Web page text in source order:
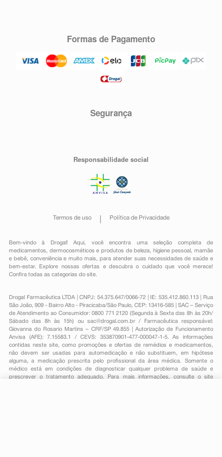
Formas de Pagamento
Segurança
Responsabilidade social
Termos de uso Política de Privacidade
Bem-vindo à Drogal! Aqui, você encontra uma seleção completa de
medicamentos , dermocosméticos e produtos de beleza, higiene pessoal ,mamãe
e bebê, conveniênciae muito mais, para atender suas necessidades de saúde e
bem-estar. Explore nossas ofertas e descubra o cuidado que você merece!
Confira todas as categorias do site.
Drogal Farmacêutica LTDA | CNPJ: 54.375.647/0066-72 | IE: 535.412.860.113 | Rua
São João, 909 - Bairro Alto - Piracicaba/São Paulo, CEP: 13416-585 | SAC – Serviço
de Atendimento ao Consumidor: 0800 771 2120 (Segunda à Sexta das 8h às 20h/
Sábado das 8h às 15h) ou sac@drogal.com.br/ Farmacêutica responsável:
Giovanna do Rosario Martins – CRF/SP 49.855 | Autorização de Funcionamento
Anvisa (AFE): 7.15583.1 / CEVS: 353870901-477-000047-1-5. As informações
contidas neste site, como promoções e ofertas de remédios e medicamentos,
não devem ser usadas para automedicação e não substituem, em hipótese
alguma, a medicação prescrita pelo profissional da área médica. Somente o
médico está em condições de diagnosticar qualquer problema de saúde e
prescrever o tratamento adequado. Para mais informações, consulte o site